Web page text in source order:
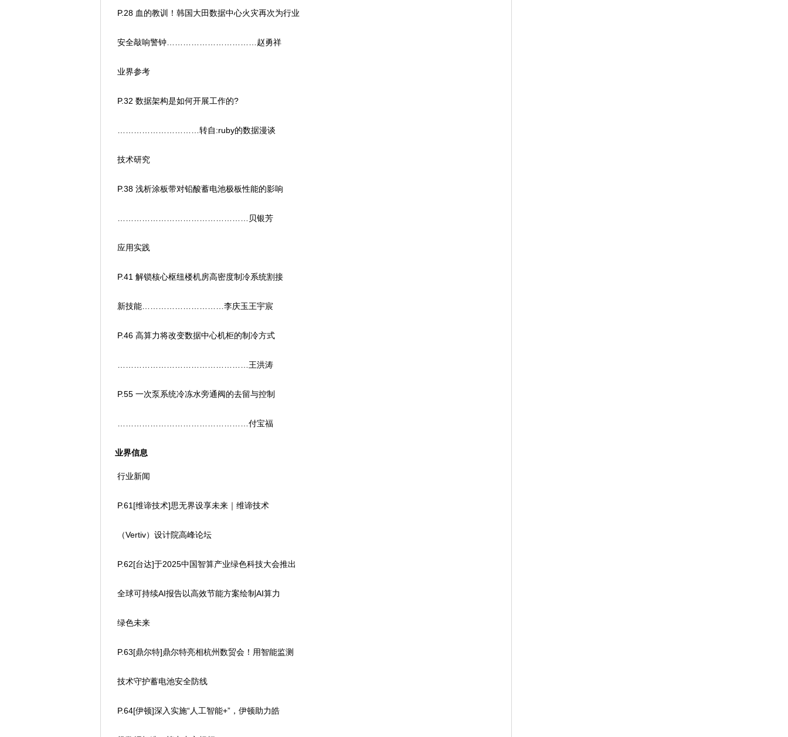
P.28 血的教训！韩国大田数据中心火灾再次为行业
安全敲响警钟……………………………赵勇祥
业界参考
P.32 数据架构是如何开展工作的?
…………………………转自:ruby的数据漫谈
技术研究
P.38 浅析涂板带对铅酸蓄电池极板性能的影响
…………………………………………贝银芳
应用实践
P.41 解锁核心枢纽楼机房高密度制冷系统割接
新技能…………………………李庆玉王宇宸
P.46 高算力将改变数据中心机柜的制冷方式
…………………………………………王洪涛
P.55 一次泵系统冷冻水旁通阀的去留与控制
…………………………………………付宝福
业界信息
行业新闻
P.61[维谛技术]思无界设享未来｜维谛技术
（Vertiv）设计院高峰论坛
P.62[台达]于2025中国智算产业绿色科技大会推出
全球可持续AI报告以高效节能方案绘制AI算力
绿色未来
P.63[鼎尔特]鼎尔特亮相杭州数贸会！用智能监测
技术守护蓄电池安全防线
P.64[伊顿]深入实施“人工智能+”，伊顿助力皓